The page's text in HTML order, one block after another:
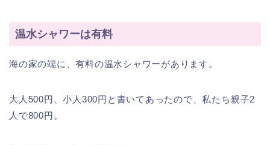
温水シャワーは有料
海の家の端に、有料の温水シャワーがあります。
大人500円、小人300円 と書いてあったので、私たち親子2
人で800円。